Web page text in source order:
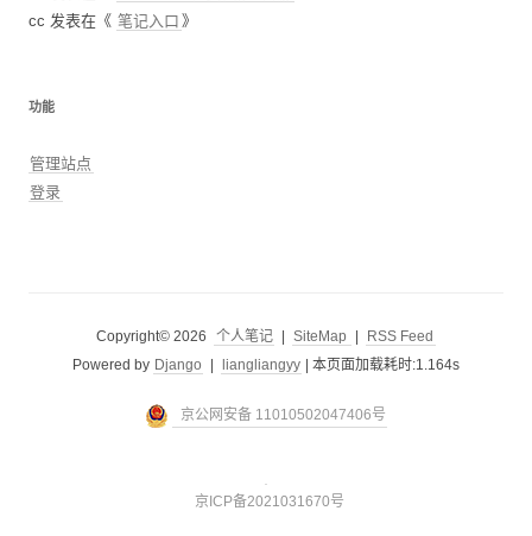
cc 发表在《 笔记入口 》
功能
管理站点
登录
Copyright© 2026 个人笔记 SiteMap
RSS Feed
Powered by Django liangliangyy |本页面加载耗时:1.164s
京公网安备 11010502047406号
京ICP备2021031670号